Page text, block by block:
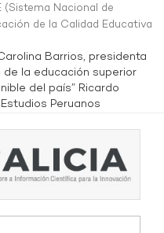
(Sistema Nacional de
de la Calidad Educativa
Barrios, presidenta
de la educación superior
del país” Ricardo
Peruanos